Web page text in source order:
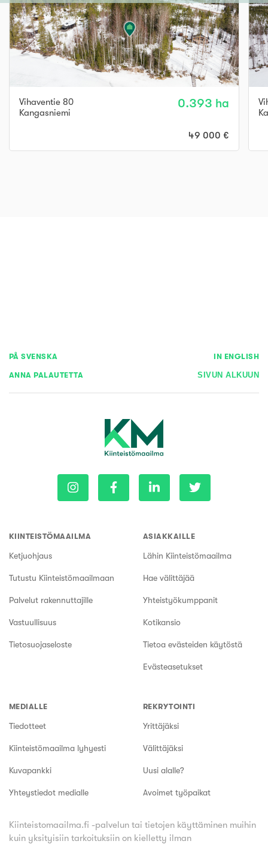
Vihaventie 80
Kangasniemi
0.393 ha
49 000 €
PÅ SVENSKA IN ENGLISH
ANNA PALAUTETTA SIVUN ALKUUN
KIINTEISTÖMAAILMA
Ketjuohjaus
Tutustu Kiinteistömaailmaan
Palvelut rakennuttajille
Vastuullisuus
Tietosuojaseloste
ASIAKKAILLE
Lähin Kiinteistömaailma
Hae välittäjää
Yhteistyökumppanit
Kotikansio
Tietoa evästeiden käytöstä
Evästeasetukset
MEDIALLE
Tiedotteet
Kiinteistömaailma lyhyesti
Kuvapankki
Yhteystiedot medialle
REKRYTOINTI
Yrittäjäksi
Välittäjäksi
Uusi alalle?
Avoimet työpaikat
Kiinteistomaailma.fi -palvelun tai tietojen käyttäminen muihin
kuin yksityisiin tarkoituksiin on kielletty ilman